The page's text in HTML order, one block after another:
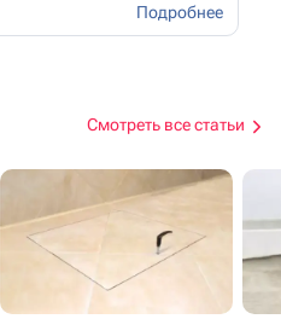
Подробнее
Смотреть все статьи